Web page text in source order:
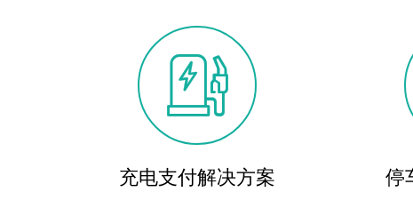

充电支付解决方案 停